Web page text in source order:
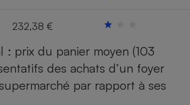
232,38 €
: prix du panier moyen (103
des achats d’un foyer
par rapport à ses